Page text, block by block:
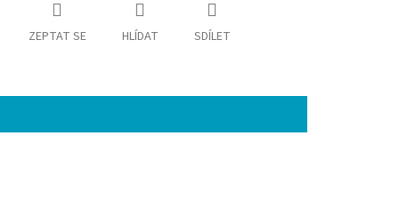
ZEPTAT SE HLÍDAT SDÍLET